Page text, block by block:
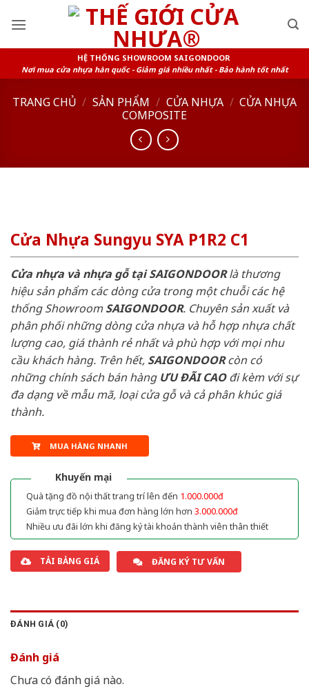
HỆ THỐNG SHOWROOM SAIGONDOOR
Nơi mua cửa nhựa hàn quốc - Giảm giá nhiều nhất - Bảo hành tốt nhất
TRANG CHỦ / SẢN PHẨM / CỬA NHỰA / CỬA NHỰA
COMPOSITE
Cửa Nhựa Sungyu SYA P1R2 C1
Cửa nhựa và nhựa gỗ tại SAIGONDOORlà thương
hiệu sản phẩm các dòng cửa trong một chuỗi các hệ
thống ShowroomSAIGONDOOR. Chuyên sản xuất và
phân phối những dòng cửa nhựa và hỗ hợp nhựa chất
lượng cao, giá thành rẻ nhất và phù hợp với mọi nhu
cầu khách hàng. Trên hết, SAIGONDOORcòn có
những chính sách bán hàng ƯU ĐÃI CAOđi kèm với sự
đa dạng về mẫu mã, loại cửa gỗ và cả phân khúc giá
thành.
MUA HÀNG NHANH
Khuyến mại
Quà tặng đồ nội thất trang trí lên đến 1.000.000đ
Giảm trực tiếp khi mua đơn hàng lớn hơn 3.000.000đ
Nhiều ưu đãi lớn khi đăng ký tài khoản thành viên thân thiết
TẢI BẢNG GIÁ ĐĂNG KÝ TƯ VẤN
ĐÁNH GIÁ (0)
Đánh giá
Chưa có đánh giá nào.